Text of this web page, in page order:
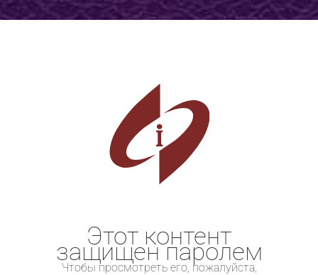
Этот контент
защищен паролем
Чтобы просмотреть его, пожалуйста,